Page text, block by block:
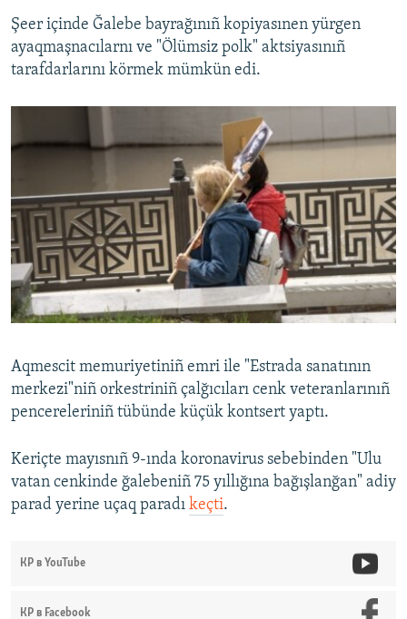
Şeer içinde Ğalebe bayrağınıñ kopiyasınen yürgen
ayaqmaşnacılarnı ve "Ölümsiz polk" aktsiyasınıñ
tarafdarlarını körmek mümkün edi.
Aqmescit memuriyetiniñ emri ile "Estrada sanatının
merkezi"niñ orkestriniñ çalğıcıları cenk veteranlarınıñ
pencereleriniñ tübünde küçük kontsert yaptı.
Keriçte mayısnıñ 9-ında koronavirus sebebinden "Ulu
vatan cenkinde ğalebeniñ 75 yıllığına bağışlanğan" adiy
parad yerine uçaq paradı keçti.
КР в YouTube
КР в Facebook